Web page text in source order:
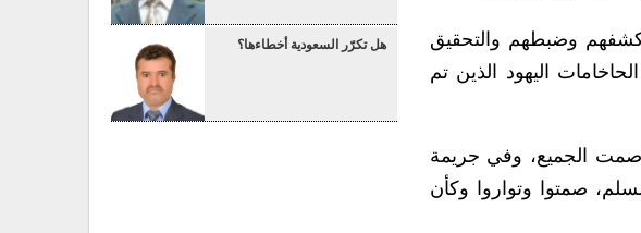
كشفهم وضبطهم والتحقيق
اليهود الذين تم
صمت الجميع، وفي جريمة
صمتوا وتواروا وكأن
هل تكرّر السعودية أخطاءها؟